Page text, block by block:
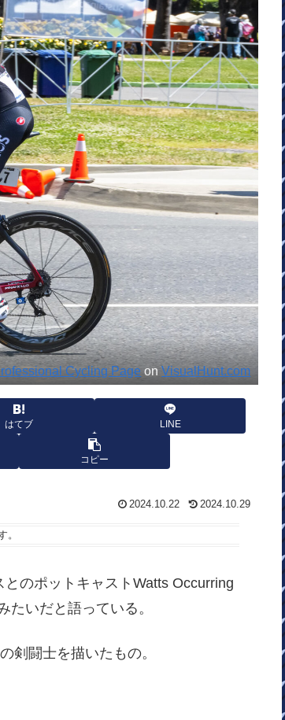
Cycling Page onVisualHunt.com
はてブ LINE
コピー
2024.10.22 2024.10.29
。
のポットキャストWatts Occurring
いだと語っている。
剣闘士を描いたもの。